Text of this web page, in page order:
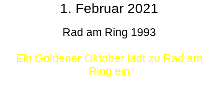
1. Februar 2021
Rad am Ring 1993
Ein Goldener Oktober lädt zu Rad am
Ring ein